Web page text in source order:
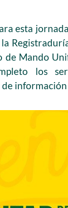
esta
de Mando
los